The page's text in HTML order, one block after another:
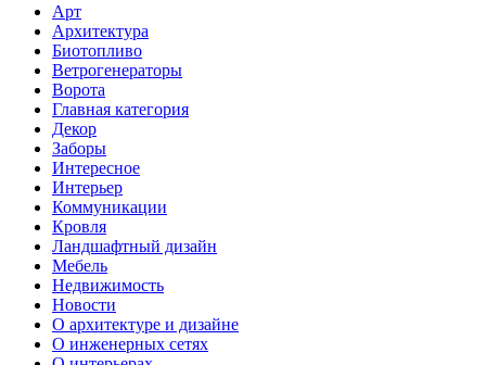
Арт
Архитектура
Биотопливо
Ветрогенераторы
Ворота
Главная категория
Декор
Заборы
Интересное
Интерьер
Коммуникации
Кровля
Ландшафтный дизайн
Мебель
Недвижимость
Новости
О архитектуре и дизайне
О инженерных сетях